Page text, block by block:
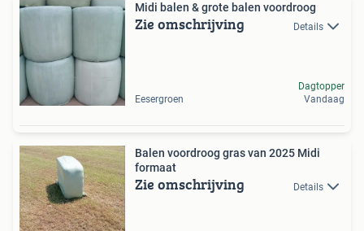
Midi balen & grote balen voordroog
Zie omschrijving Details
Eesergroen
Dagtopper
Vandaag
Balen voordroog gras van 2025 Midi
formaat
Zie omschrijving Details